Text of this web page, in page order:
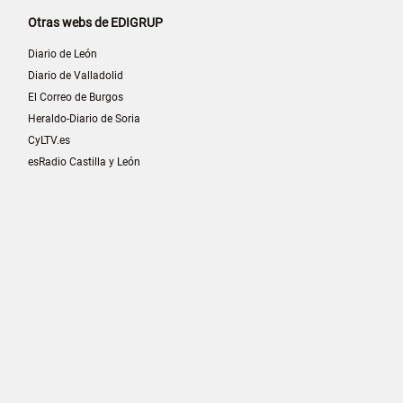
Otras webs de EDIGRUP
Diario de León
Diario de Valladolid
El Correo de Burgos
Heraldo-Diario de Soria
CyLTV.es
esRadio Castilla y León